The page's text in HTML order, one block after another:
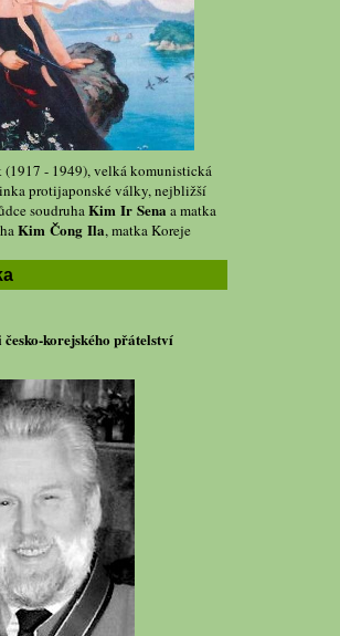
(1917 - 1949), velká komunistická
protijaponské války, nejbližší
soudruhaKim Ir Sena a matka
Kim Čong Ila, matka Koreje
česko-korejského přátelství